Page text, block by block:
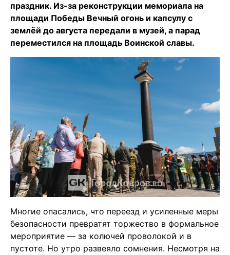
праздник. Из-за реконструкции мемориала на
площади Победы Вечный огонь и капсулу с
землёй до августа передали в музей, а парад
переместился на площадь Воинской славы.
Многие опасались, что переезд и усиленные меры
безопасности превратят торжество в формальное
мероприятие — за колючей проволокой и в
пустоте. Но утро развеяло сомнения. Несмотря на